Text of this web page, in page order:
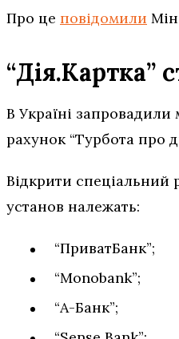
Про це повідомили
“Дія.Картка”
В Україні
рахунок “Турбота про
Відкрити спеціальний
установ належать:
“ПриватБанк”;
“Monobank”;
“А-Банк”;